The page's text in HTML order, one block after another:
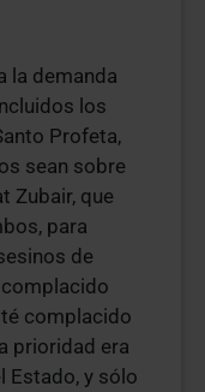
la demanda
los
Profeta,
sean sobre
Zubair, que
para
de
complacido
complacido
prioridad era
Estado, y sólo